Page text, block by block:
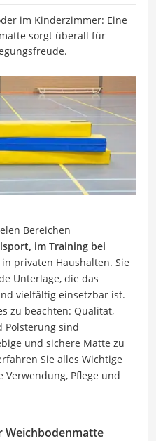
im Kinderzimmer: Eine
sorgt überall für
Bereichen
im Training bei
privaten Haushalten. Sie
Unterlage, die das
vielfältig einsetzbar ist.
zu beachten: Qualität,
Polsterung sind
und sichere Matte zu
Sie alles Wichtige
Pflege und
Weichbodenmatte